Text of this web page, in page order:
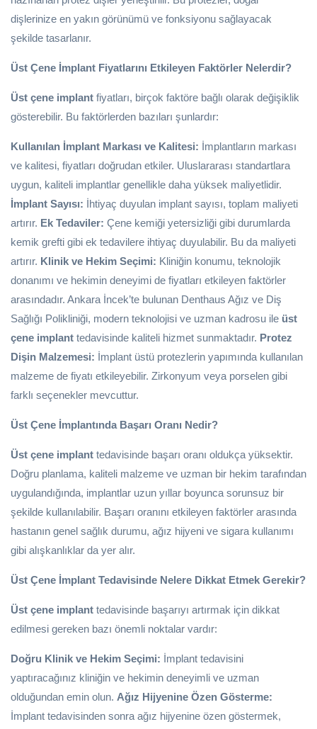
dişlerinize en yakın görünümü ve fonksiyonu sağlayacak
şekilde tasarlanır.
Üst Çene İmplant Fiyatlarını Etkileyen Faktörler Nelerdir?
Üst çene implant fiyatları, birçok faktöre bağlı olarak değişiklik
gösterebilir. Bu faktörlerden bazıları şunlardır:
Kullanılan İmplant Markası ve Kalitesi: İmplantların markası
ve kalitesi, fiyatları doğrudan etkiler. Uluslararası standartlara
uygun, kaliteli implantlar genellikle daha yüksek maliyetlidir.
İmplant Sayısı: İhtiyaç duyulan implant sayısı, toplam maliyeti
artırır. Ek Tedaviler: Çene kemiği yetersizliği gibi durumlarda
kemik grefti gibi ek tedavilere ihtiyaç duyulabilir. Bu da maliyeti
artırır. Klinik ve Hekim Seçimi: Kliniğin konumu, teknolojik
donanımı ve hekimin deneyimi de fiyatları etkileyen faktörler
arasındadır. Ankara İncek’te bulunan Denthaus Ağız ve Diş
Sağlığı Polikliniği, modern teknolojisi ve uzman kadrosu ile üst
çene implant tedavisinde kaliteli hizmet sunmaktadır. Protez
Dişin Malzemesi: İmplant üstü protezlerin yapımında kullanılan
malzeme de fiyatı etkileyebilir. Zirkonyum veya porselen gibi
farklı seçenekler mevcuttur.
Üst Çene İmplantında Başarı Oranı Nedir?
Üst çene implant tedavisinde başarı oranı oldukça yüksektir.
Doğru planlama, kaliteli malzeme ve uzman bir hekim tarafından
uygulandığında, implantlar uzun yıllar boyunca sorunsuz bir
şekilde kullanılabilir. Başarı oranını etkileyen faktörler arasında
hastanın genel sağlık durumu, ağız hijyeni ve sigara kullanımı
gibi alışkanlıklar da yer alır.
Üst Çene İmplant Tedavisinde Nelere Dikkat Etmek Gerekir?
Üst çene implant tedavisinde başarıyı artırmak için dikkat
edilmesi gereken bazı önemli noktalar vardır:
Doğru Klinik ve Hekim Seçimi: İmplant tedavisini
yaptıracağınız kliniğin ve hekimin deneyimli ve uzman
olduğundan emin olun. Ağız Hijyenine Özen Gösterme:
İmplant tedavisinden sonra ağız hijyenine özen göstermek,